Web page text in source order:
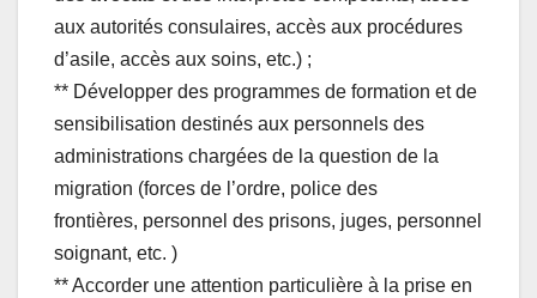
aux autorités consulaires, accès aux procédures
d’asile, accès aux soins, etc.) ;
** Développer des programmes de formation et de
sensibilisation destinés aux personnels des
administrations chargées de la question de la
migration (forces de l’ordre, police des
frontières, personnel des prisons, juges, personnel
soignant, etc. )
** Accorder une attention particulière à la prise en